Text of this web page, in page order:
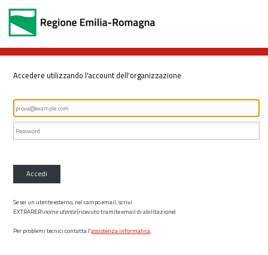
Accedere utilizzando l'account dell'organizzazione
Accedi
Se sei un utente esterno, nel campo email, scrivi
EXTRARER\nome utente(ricevuto tramite email di abilitazione)
Per problemi tecnici contatta l’assistenza informatica.